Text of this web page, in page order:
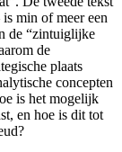
is min of meer een
de “zintuiglijke
de
plaats
concepten
is het mogelijk
en hoe is dit tot